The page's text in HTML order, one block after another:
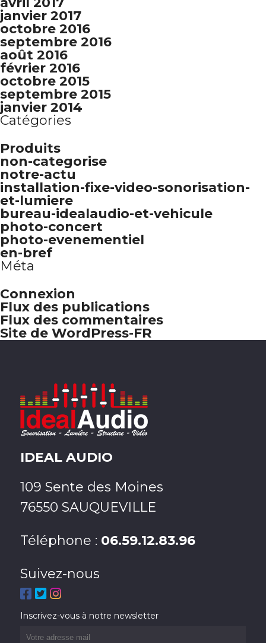
janvier 2017
octobre 2016
septembre 2016
août 2016
février 2016
octobre 2015
septembre 2015
janvier 2014
Catégories
Produits
non-categorise
notre-actu
installation-fixe-video-sonorisation-
et-lumiere
bureau-idealaudio-et-vehicule
photo-concert
photo-evenementiel
en-bref
Méta
Connexion
Flux des publications
Flux des commentaires
Site de WordPress-FR
IDEAL AUDIO
109 Sente des Moines
76550 SAUQUEVILLE
Téléphone : 06.59.12.83.96
Suivez-nous
Inscrivez-vous à notre newsletter